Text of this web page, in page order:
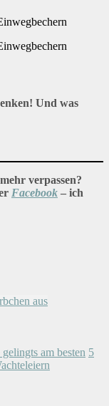
Und was
verpassen?
Facebook – ich
aus
am besten 5